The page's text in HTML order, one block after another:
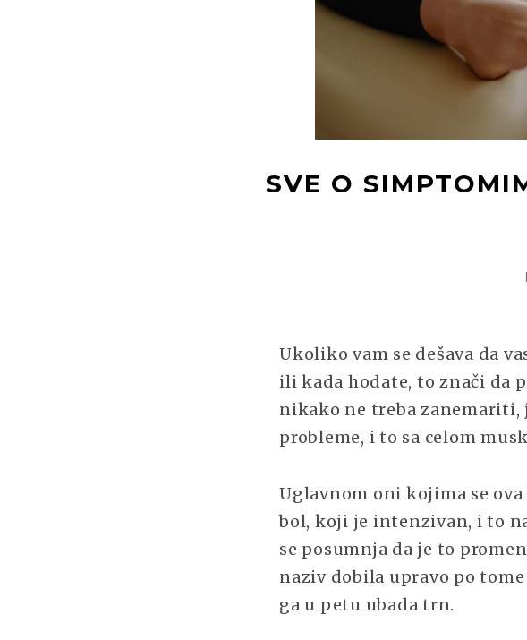
SVE O
Ukoliko vam se dešava da
ili kada hodate, to znači da
nikako ne treba zanemariti,
probleme, i to sa celom
Uglavnom oni kojima se
bol, koji je intenzivan, i to
se posumnja da je to
naziv dobila upravo po
ga u petu ubada trn.